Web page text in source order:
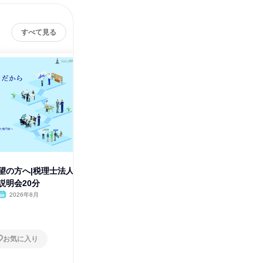
すべて見る
の方へ|税理士法人
明会20分
2026年8月
お気に入り